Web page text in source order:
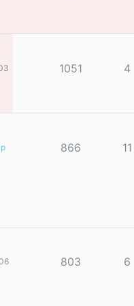
1051 4
866 11
803 6